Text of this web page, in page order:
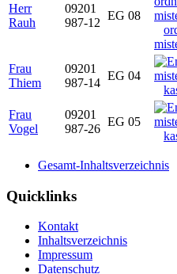
Herr
Rauh
09201
987-12
EG 08
Frau
Thiem
09201
987-14
EG 04
Frau
Vogel
09201
987-26
EG 05
Gesamt-Inhaltsverzeichnis
Quicklinks
Kontakt
Inhaltsverzeichnis
Impressum
Datenschutz